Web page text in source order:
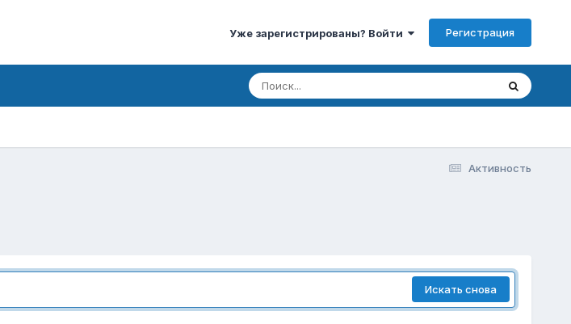
Уже зарегистрированы? Войти Регистрация
Активность
Искать снова